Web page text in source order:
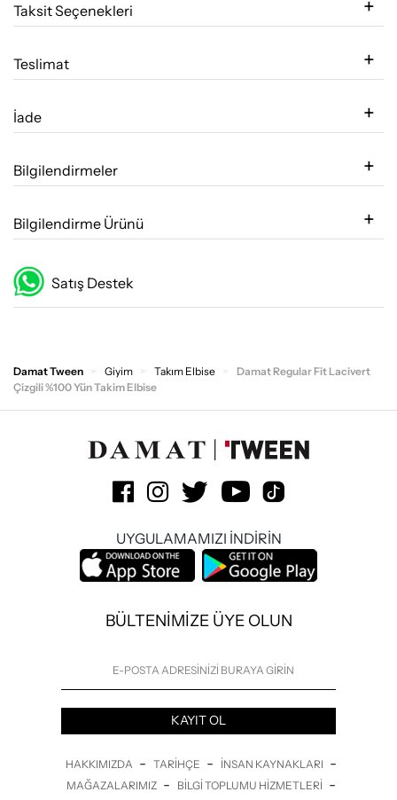
Taksit Seçenekleri
Teslimat
İade
Bilgilendirmeler
Bilgilendirme Ürünü
Satış Destek
Damat Tween Giyim Takım Elbise
Damat Regular Fit Lacivert
Çizgili %100 Yün Takim Elbise
UYGULAMAMIZI İNDİRİN
BÜLTENİMİZE ÜYE OLUN
KAYIT OL
HAKKIMIZDA - TARIHÇE - İNSAN KAYNAKLARI -
MAĞAZALARIMIZ - BILGI TOPLUMU HIZMETLERI -